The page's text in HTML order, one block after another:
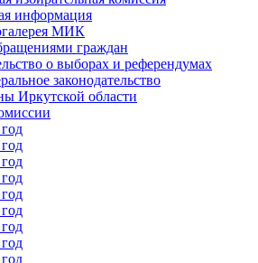
информация
МИК
граждан
о выборах и референдумах
законодательство
Иркутской области